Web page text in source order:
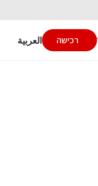
רכישה العربية